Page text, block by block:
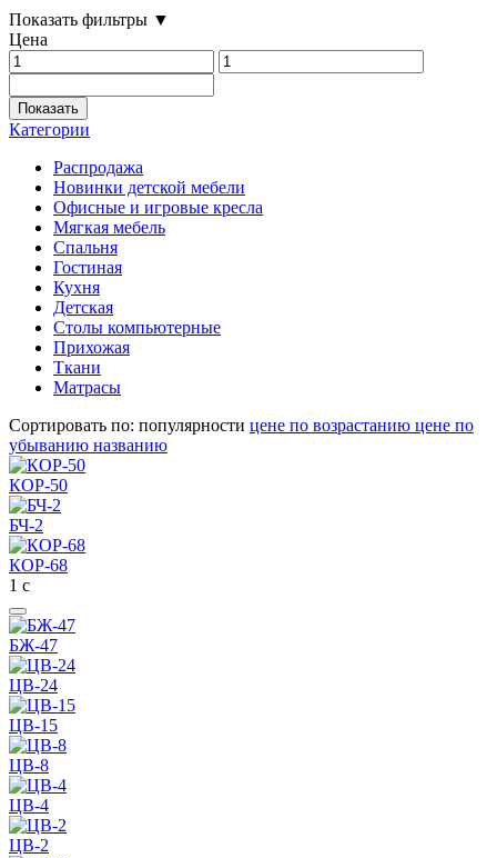
Показать фильтры ▼
Цена
Показать
Категории
Распродажа
Новинки детской мебели
Офисные и игровые кресла
Мягкая мебель
Спальня
Гостиная
Кухня
Детская
Столы компьютерные
Прихожая
Ткани
Матрасы
Сортировать по: популярности цене по возрастанию цене по
убыванию названию
КОР-50
БЧ-2
КОР-68
1 с
БЖ-47
ЦВ-24
ЦВ-15
ЦВ-8
ЦВ-4
ЦВ-2